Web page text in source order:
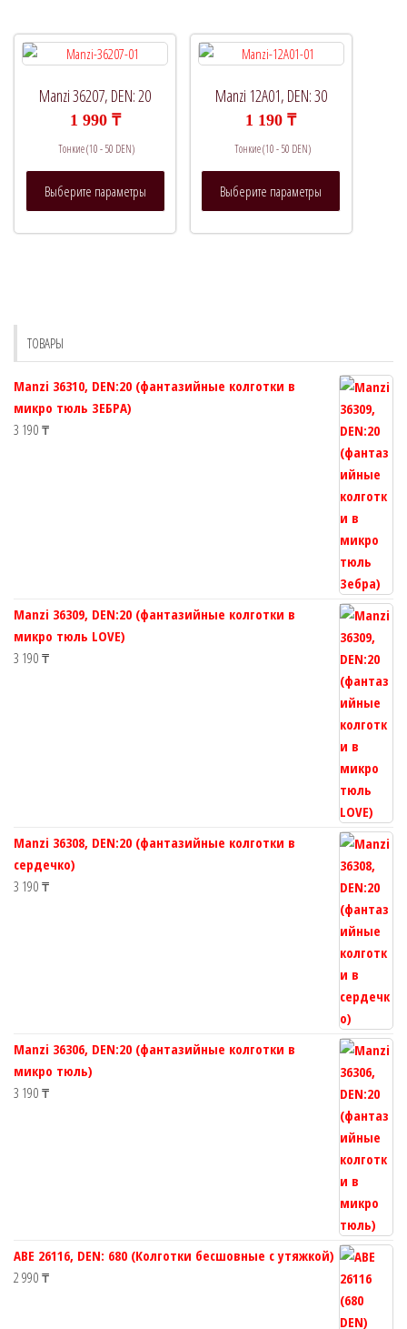
Опции
можно
Опции
можно
Manzi 36207, DEN: 20
1 990 ₸
Тонкие (10 - 50 DEN)
Выберите параметры
Этот
товара.
Manzi 12A01, DEN: 30
1 190₸
Тонкие (10 - 50 DEN)
Выберите параметры
странице
товара.
ТОВАРЫ
Manzi 36310, DEN:20 (фантазийные колготки в
микро тюль ЗЕБРА)
3 190 ₸
Manzi 36309, DEN:20 (фантазийные колготки в
микро тюль LOVE)
3 190 ₸
Manzi 36308, DEN:20 (фантазийные колготки в
сердечко)
3 190 ₸
Manzi 36306, DEN:20 (фантазийные колготки в
микро тюль)
3 190 ₸
ABE 26116, DEN: 680 (Колготки бесшовные с утяжкой)
2 990 ₸